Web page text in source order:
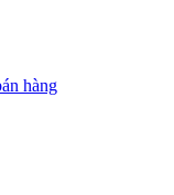
hàng